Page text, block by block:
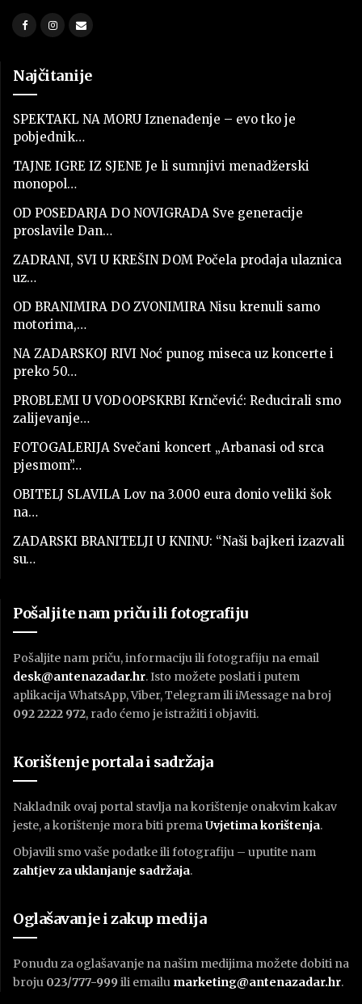
Najčitanije
SPEKTAKL NA MORU Iznenađenje – evo tko je
pobjednik…
TAJNE IGRE IZ SJENE Je li sumnjivi menadžerski
monopol…
OD POSEDARJA DO NOVIGRADA Sve generacije
proslavile Dan…
ZADRANI, SVI U KREŠIN DOM Počela prodaja ulaznica
uz…
OD BRANIMIRA DO ZVONIMIRA Nisu krenuli samo
motorima,…
NA ZADARSKOJ RIVI Noć punog miseca uz koncerte i
preko 50…
PROBLEMI U VODOOPSKRBI Krnčević: Reducirali smo
zalijevanje…
FOTOGALERIJA Svečani koncert „Arbanasi od srca
pjesmom”…
OBITELJ SLAVILA Lov na 3.000 eura donio veliki šok
na…
ZADARSKI BRANITELJI U KNINU: “Naši bajkeri izazvali
su…
Pošaljite nam priču ili fotografiju
Pošaljite nam priču, informaciju ili fotografiju na email
desk@antenazadar.hr. Isto možete poslati i putem
aplikacija WhatsApp, Viber, Telegram ili iMessage na broj
092 2222 972, rado ćemo je istražiti i objaviti.
Korištenje portala i sadržaja
Nakladnik ovaj portal stavlja na korištenje onakvim kakav
jeste, a korištenje mora biti premaUvjetima korištenja.
Objavili smo vaše podatke ili fotografiju – uputite nam
zahtjev za uklanjanje sadržaja.
Oglašavanje i zakup medija
Ponudu za oglašavanje na našim medijima možete dobiti na
broju 023/777-999 ili emailu marketing@antenazadar.hr.